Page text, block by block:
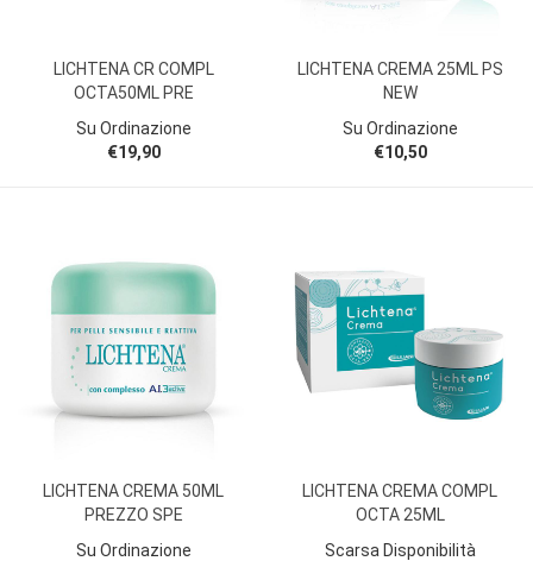
LICHTENA CR COMPL
OCTA50ML PRE
Su Ordinazione
€19,90
LICHTENA CREMA 25ML PS
NEW
Su Ordinazione
€10,50
LICHTENA CREMA 50ML
PREZZO SPE
Su Ordinazione
LICHTENA CREMA COMPL
OCTA 25ML
Scarsa Disponibilità